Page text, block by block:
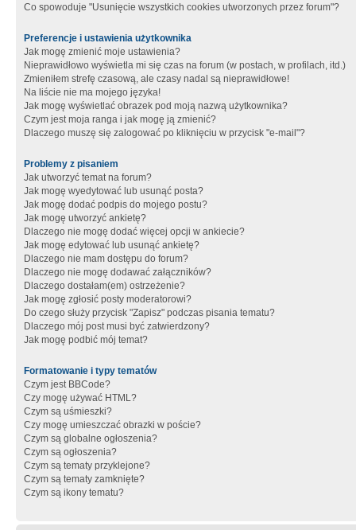
Co spowoduje "Usunięcie wszystkich cookies utworzonych przez forum"?
Preferencje i ustawienia użytkownika
Jak mogę zmienić moje ustawienia?
Nieprawidłowo wyświetla mi się czas na forum (w postach, w profilach, itd.)
Zmieniłem strefę czasową, ale czasy nadal są nieprawidłowe!
Na liście nie ma mojego języka!
Jak mogę wyświetlać obrazek pod moją nazwą użytkownika?
Czym jest moja ranga i jak mogę ją zmienić?
Dlaczego muszę się zalogować po kliknięciu w przycisk "e-mail"?
Problemy z pisaniem
Jak utworzyć temat na forum?
Jak mogę wyedytować lub usunąć posta?
Jak mogę dodać podpis do mojego postu?
Jak mogę utworzyć ankietę?
Dlaczego nie mogę dodać więcej opcji w ankiecie?
Jak mogę edytować lub usunąć ankietę?
Dlaczego nie mam dostępu do forum?
Dlaczego nie mogę dodawać załączników?
Dlaczego dostałam(em) ostrzeżenie?
Jak mogę zgłosić posty moderatorowi?
Do czego służy przycisk "Zapisz" podczas pisania tematu?
Dlaczego mój post musi być zatwierdzony?
Jak mogę podbić mój temat?
Formatowanie i typy tematów
Czym jest BBCode?
Czy mogę używać HTML?
Czym są uśmieszki?
Czy mogę umieszczać obrazki w poście?
Czym są globalne ogłoszenia?
Czym są ogłoszenia?
Czym są tematy przyklejone?
Czym są tematy zamknięte?
Czym są ikony tematu?